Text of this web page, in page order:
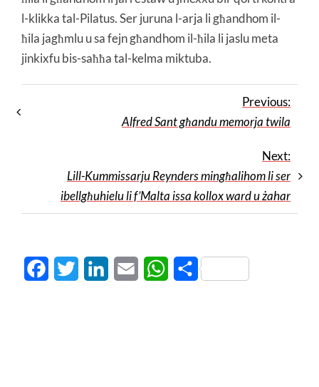
l-klikka tal-Pilatus. Ser juruna l-arja li għandhom il-
ħila jagħmlu u sa fejn għandhom il-ħila li jaslu meta
jinkixfu bis-saħħa tal-kelma miktuba.
Previous:
Alfred Sant għandu memorja twila
Next:
Lill-Kummissarju Reynders mingħalihom li ser
ibellgħuhielu li f’Malta issa kollox ward u żahar
FacebookTwitter LinkedInEmail WhatsApp
Share